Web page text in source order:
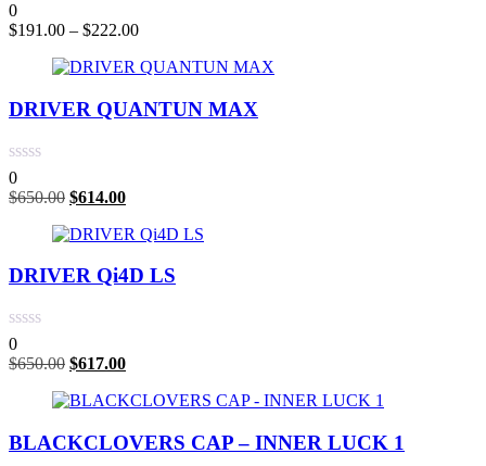
0
$191.00 – $222.00
DRIVER QUANTUN MAX
0
$650.00 $614.00
DRIVER Qi4D LS
0
$650.00 $617.00
BLACKCLOVERS CAP – INNER LUCK 1